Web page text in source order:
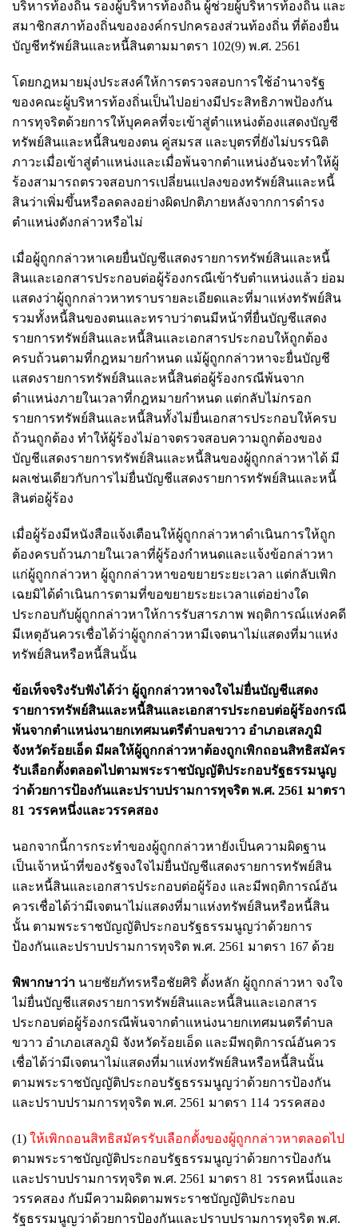
บริหารท้องถิ่น รองผู้บริหารท้องถิ่น ผู้ช่วยผู้บริหารท้องถิ่น และ
สมาชิกสภาท้องถิ่นขององค์กรปกครองส่วนท้องถิ่น ที่ต้องยื่น
บัญชีทรัพย์สินและหนี้สินตามมาตรา 102(9) พ.ศ. 2561
โดยกฎหมายมุ่งประสงค์ให้การตรวจสอบการใช้อำนาจรัฐ
ของคณะผู้บริหารท้องถิ่นเป็นไปอย่างมีประสิทธิภาพป้องกัน
การทุจริตด้วยการให้บุคคลที่จะเข้าสู่ตำแหน่งต้องแสดงบัญชี
ทรัพย์สินและหนี้สินของตน คู่สมรส และบุตรที่ยังไม่บรรนิติ
ภาวะเมื่อเข้าสู่ตำแหน่งและเมื่อพ้นจากตำแหน่งอันจะทำให้ผู้
ร้องสามารถตรวจสอบการเปลี่ยนแปลงของทรัพย์สินและหนี้
สินว่าเพิ่มขึ้นหรือลดลงอย่างผิดปกติภายหลังจากการดำรง
ตำแหน่งดังกล่าวหรือไม่
เมื่อผู้ถูกกล่าวหาเคยยื่นบัญชีแสดงรายการทรัพย์สินและหนี้
สินและเอกสารประกอบต่อผู้ร้องกรณีเข้ารับตำแหน่งแล้ว ย่อม
แสดงว่าผู้ถูกกล่าวหาทราบรายละเอียดและที่มาแห่งทรัพย์สิน
รวมทั้งหนี้สินของตนและทราบว่าตนมีหน้าที่ยื่นบัญชีแสดง
รายการทรัพย์สินและหนี้สินและเอกสารประกอบให้ถูกต้อง
ครบถ้วนตามที่กฎหมายกำหนด แม้ผู้ถูกกล่าวหาจะยื่นบัญชี
แสดงรายการทรัพย์สินและหนี้สินต่อผู้ร้องกรณีพ้นจาก
ตำแหน่งภายในเวลาที่กฎหมายกำหนด แต่กลับไม่กรอก
รายการทรัพย์สินและหนี้สินทั้งไม่ยื่นเอกสารประกอบให้ครบ
ถ้วนถูกต้อง ทำให้ผู้ร้องไม่อาจตรวจสอบความถูกต้องของ
บัญชีแสดงรายการทรัพย์สินและหนี้สินของผู้ถูกกล่าวหาได้ มี
ผลเช่นเดียวกับการไม่ยื่นบัญชีแสดงรายการทรัพย์สินและหนี้
สินต่อผู้ร้อง
เมื่อผู้ร้องมีหนังสือแจ้งเตือนให้ผู้ถูกกล่าวหาดำเนินการให้ถูก
ต้องครบถ้วนภายในเวลาที่ผู้ร้องกำหนดและแจ้งข้อกล่าวหา
แก่ผู้ถูกกล่าวหา ผู้ถูกกล่าวหาขอขยายระยะเวลา แต่กลับเพิก
เฉยมิได้ดำเนินการตามที่ขอขยายระยะเวลาแต่อย่างใด
ประกอบกับผู้ถูกกล่าวหาให้การรับสารภาพ พฤติการณ์แห่งคดี
มีเหตุอันควรเชื่อได้ว่าผู้ถูกกล่าวหามีเจตนาไม่แสดงที่มาแห่ง
ทรัพย์สินหรือหนี้สินนั้น
ข้อเท็จจริงรับฟังได้ว่า ผู้ถูกกล่าวหาจงใจไม่ยื่นบัญชีแสดง
รายการทรัพย์สินและหนี้สินและเอกสารประกอบต่อผู้ร้องกรณี
พ้นจากตำแหน่งนายกเทศมนตรีตำบลขวาว อำเภอเสลภูมิ
จังหวัดร้อยเอ็ด มีผลให้ผู้ถูกกล่าวหาต้องถูกเพิกถอนสิทธิสมัคร
รับเลือกตั้งตลอดไปตามพระราชบัญญัติประกอบรัฐธรรมนูญ
ว่าด้วยการป้องกันและปราบปรามการทุจริต พ.ศ. 2561 มาตรา
81 วรรคหนึ่งและวรรคสอง
นอกจากนี้การกระทำของผู้ถูกกล่าวหายังเป็นความผิดฐาน
เป็นเจ้าหน้าที่ของรัฐจงใจไม่ยื่นบัญชีแสดงรายการทรัพย์สิน
และหนี้สินและเอกสารประกอบต่อผู้ร้อง และมีพฤติการณ์อัน
ควรเชื่อได้ว่ามีเจตนาไม่แสดงที่มาแห่งทรัพย์สินหรือหนี้สิน
นั้น ตามพระราชบัญญัติประกอบรัฐธรรมนูญว่าด้วยการ
ป้องกันและปราบปรามการทุจริต พ.ศ. 2561 มาตรา 167 ด้วย
พิพากษาว่า นายชัยภัทรหรือชัยศิริ ตั้งหลัก ผู้ถูกกล่าวหา จงใจ
ไม่ยื่นบัญชีแสดงรายการทรัพย์สินและหนี้สินและเอกสาร
ประกอบต่อผู้ร้องกรณีพ้นจากตำแหน่งนายกเทศมนตรีตำบล
ขวาว อำเภอเสลภูมิ จังหวัดร้อยเอ็ด และมีพฤติการณ์อันควร
เชื่อได้ว่ามีเจตนาไม่แสดงที่มาแห่งทรัพย์สินหรือหนี้สินนั้น
ตามพระราชบัญญัติประกอบรัฐธรรมนูญว่าด้วยการป้องกัน
และปราบปรามการทุจริต พ.ศ. 2561 มาตรา 114 วรรคสอง
(1) ให้เพิกถอนสิทธิสมัครรับเลือกตั้งของผู้ถูกกล่าวหาตลอดไป
ตามพระราชบัญญัติประกอบรัฐธรรมนูญว่าด้วยการป้องกัน
และปราบปรามการทุจริต พ.ศ. 2561 มาตรา 81 วรรคหนึ่งและ
วรรคสอง กับมีความผิดตามพระราชบัญญัติประกอบ
รัฐธรรมนูญว่าด้วยการป้องกันและปราบปรามการทุจริต พ.ศ.